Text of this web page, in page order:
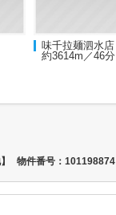
味千拉麺泗水店
約3614m／46分
物件番号：101198874